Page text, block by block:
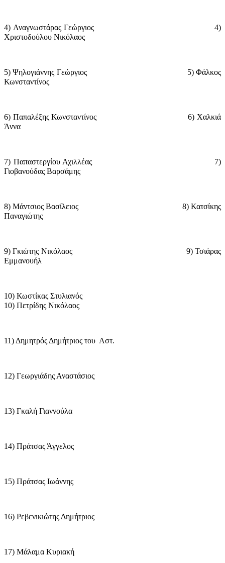
4) Αναγνωστάρας Γεώργιος
4)
Χριστοδούλου Νικόλαος
5) Ψηλογιάννης Γεώργιος
5) Φάλκος
Κωνσταντίνος
6) Παπαλέξης Κωνσταντίνος
6) Χαλκιά
Άννα
7) Παπαστεργίου Αχιλλέας
7)
Γιοβανούδας Βαρσάμης
8) Μάντσιος Βασίλειος
8) Κατσίκης
Παναγιώτης
9) Γκιώτης Νικόλαος
9) Τσιάρας
Εμμανουήλ
10) Κωστίκας Στυλιανός
10) Πετρίδης Νικόλαος
11) Δημητρός Δημήτριος του Αστ.
12) Γεωργιάδης Αναστάσιος
13) Γκαλή Γιαννούλα
14) Πράτσας Άγγελος
15) Πράτσας Ιωάννης
16) Ρεβενικιώτης Δημήτριος
17) Μάλαμα Κυριακή